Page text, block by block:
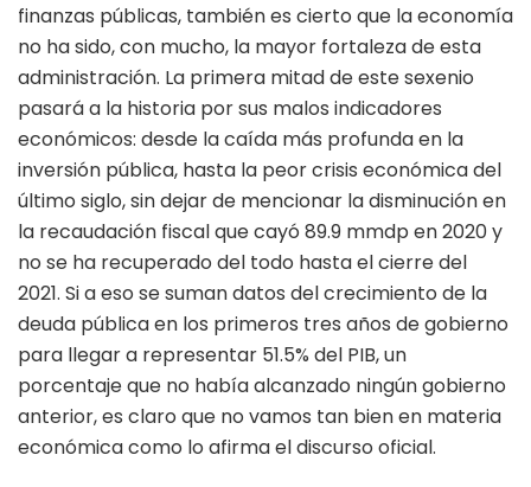
finanzas públicas, también es cierto que la economía
no ha sido, con mucho, la mayor fortaleza de esta
administración. La primera mitad de este sexenio
pasará a la historia por sus malos indicadores
económicos: desde la caída más profunda en la
inversión pública, hasta la peor crisis económica del
último siglo, sin dejar de mencionar la disminución en
la recaudación fiscal que cayó 89.9 mmdp en 2020 y
no se ha recuperado del todo hasta el cierre del
2021. Si a eso se suman datos del crecimiento de la
deuda pública en los primeros tres años de gobierno
para llegar a representar 51.5% del PIB, un
porcentaje que no había alcanzado ningún gobierno
anterior, es claro que no vamos tan bien en materia
económica como lo afirma el discurso oficial.